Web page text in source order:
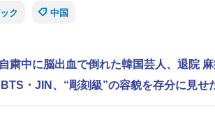
ク 中国
粛中に脳出血で倒れた韓国芸人、退院
・JIN、“彫刻級”の容貌を存分に見せ